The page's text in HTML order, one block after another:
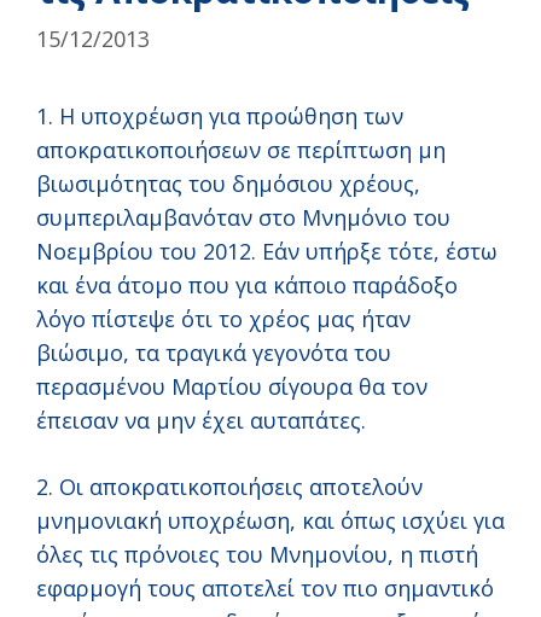
15/12/2013
1. Η υποχρέωση για προώθηση των
αποκρατικοποιήσεων σε περίπτωση μη
βιωσιμότητας του δημόσιου χρέους,
συμπεριλαμβανόταν στο Μνημόνιο του
Νοεμβρίου του 2012. Εάν υπήρξε τότε, έστω
και ένα άτομο που για κάποιο παράδοξο
λόγο πίστεψε ότι το χρέος μας ήταν
βιώσιμο, τα τραγικά γεγονότα του
περασμένου Μαρτίου σίγουρα θα τον
έπεισαν να μην έχει αυταπάτες.
2. Οι αποκρατικοποιήσεις αποτελούν
μνημονιακή υποχρέωση, και όπως ισχύει για
όλες τις πρόνοιες του Μνημονίου, η πιστή
εφαρμογή τους αποτελεί τον πιο σημαντικό